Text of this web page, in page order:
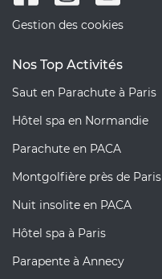
Gestion des cookies
Nos Top Activités
Saut en Parachute à Paris
Hôtel spa en Normandie
Parachute en PACA
Montgolfière près de Paris
Nuit insolite en PACA
Hôtel spa à Paris
Parapente à Annecy